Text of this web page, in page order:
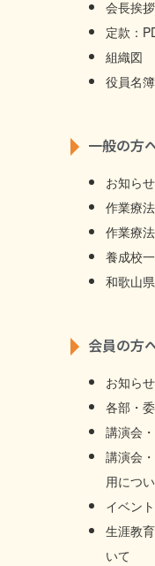
会長挨拶
定款：
組織図
役員名簿
一般の方
お知ら
作業療
作業療
養成校
和歌山
会員の方
お知ら
各部・
講演会
講演会
用につ
イベン
生涯教
いて